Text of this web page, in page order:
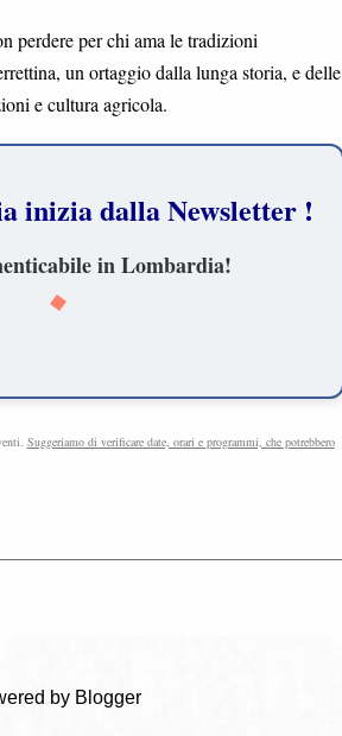
perdere per chi ama le tradizioni
un ortaggio dalla lunga storia, e delle
e cultura agricola.
inizia dalla Newsletter !
in Lombardia!
Suggeriamo di verificare date, orari e programmi, che potrebbero
by Blogger